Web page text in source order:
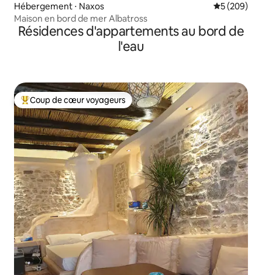
Hébergement ⋅ Naxos Évaluation
5 (209)
Maison en bord de mer Albatross
Résidences d'appartements au bord de
l'eau
Coups de cœur voyageurs les plus appréciés
Coup de cœur voyageurs